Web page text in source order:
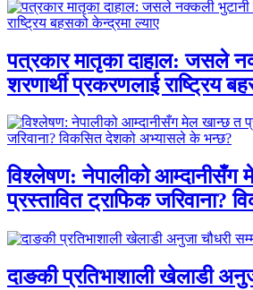
पत्रकार मातृका दाहाल: जसले
शरणार्थी प्रकरणलाई राष्ट्रिय
विश्लेषण: नेपालीको आम्दानीसँग
प्रस्तावित ट्राफिक जरिवाना?
दाङकी प्रतिभाशाली खेलाडी